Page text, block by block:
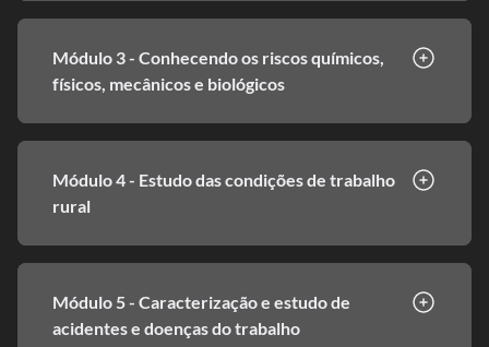
Módulo 3 - Conhecendo os riscos químicos,
físicos, mecânicos e biológicos
Módulo 4 - Estudo das condições de trabalho
rural
Módulo 5 - Caracterização e estudo de
acidentes e doenças do trabalho